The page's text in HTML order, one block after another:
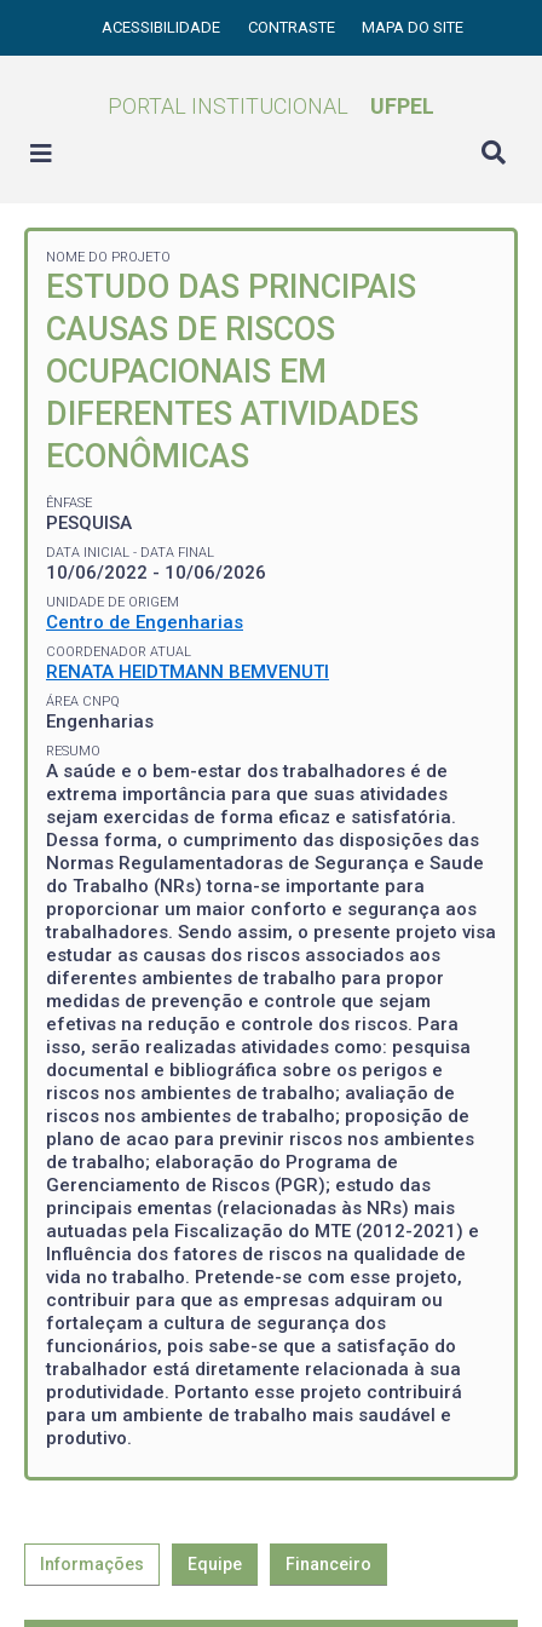
ACESSIBILIDADE CONTRASTE MAPA DO SITE
PORTAL INSTITUCIONAL UFPEL
NOME DO PROJETO
ESTUDO DAS PRINCIPAIS
CAUSAS DE RISCOS
OCUPACIONAIS EM
DIFERENTES ATIVIDADES
ECONÔMICAS
ÊNFASE
PESQUISA
DATA INICIAL - DATA FINAL
10/06/2022 - 10/06/2026
UNIDADE DE ORIGEM
Centro de Engenharias
COORDENADOR ATUAL
RENATA HEIDTMANN BEMVENUTI
ÁREA CNPQ
Engenharias
RESUMO
A saúde e o bem-estar dos trabalhadores é de
extrema importância para que suas atividades
sejam exercidas de forma eficaz e satisfatória.
Dessa forma, o cumprimento das disposições das
Normas Regulamentadoras de Segurança e Saude
do Trabalho (NRs) torna-se importante para
proporcionar um maior conforto e segurança aos
trabalhadores. Sendo assim, o presente projeto visa
estudar as causas dos riscos associados aos
diferentes ambientes de trabalho para propor
medidas de prevenção e controle que sejam
efetivas na redução e controle dos riscos. Para
isso, serão realizadas atividades como: pesquisa
documental e bibliográfica sobre os perigos e
riscos nos ambientes de trabalho; avaliação de
riscos nos ambientes de trabalho; proposição de
plano de acao para previnir riscos nos ambientes
de trabalho; elaboração do Programa de
Gerenciamento de Riscos (PGR); estudo das
principais ementas (relacionadas às NRs) mais
autuadas pela Fiscalização do MTE (2012-2021) e
Influência dos fatores de riscos na qualidade de
vida no trabalho. Pretende-se com esse projeto,
contribuir para que as empresas adquiram ou
fortaleçam a cultura de segurança dos
funcionários, pois sabe-se que a satisfação do
trabalhador está diretamente relacionada à sua
produtividade. Portanto esse projeto contribuirá
para um ambiente de trabalho mais saudável e
produtivo.
Informações Equipe Financeiro